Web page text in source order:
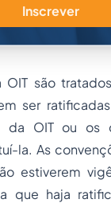
Inscrever
OIT são
ser
da OIT ou os
la. As
estiverem
que haja